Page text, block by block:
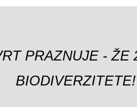
PRAZNUJE - ŽE
BIODIVERZITETE!